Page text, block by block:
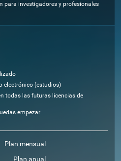
para investigadores y profesionales
electrónico (estudios)
todas las futuras licencias de
empezar
Plan mensual
Plan anual